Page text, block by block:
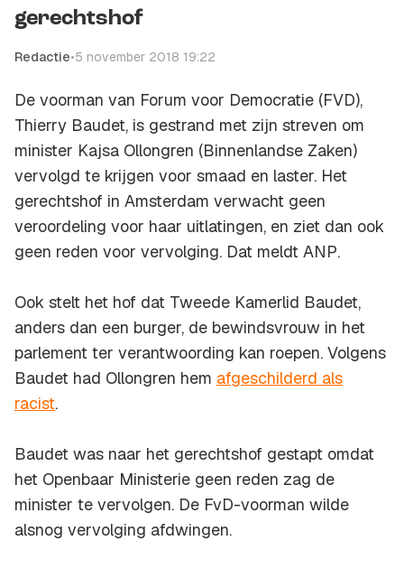
gerechtshof
Redactie•5 november 2018 19:22
De voorman van Forum voor Democratie (FVD),
Thierry Baudet, is gestrand met zijn streven om
minister Kajsa Ollongren (Binnenlandse Zaken)
vervolgd te krijgen voor smaad en laster. Het
gerechtshof in Amsterdam verwacht geen
veroordeling voor haar uitlatingen, en ziet dan ook
geen reden voor vervolging. Dat meldt ANP.
Ook stelt het hof dat Tweede Kamerlid Baudet,
anders dan een burger, de bewindsvrouw in het
parlement ter verantwoording kan roepen. Volgens
Baudet had Ollongren hem afgeschilderd als
racist.
Baudet was naar het gerechtshof gestapt omdat
het Openbaar Ministerie geen reden zag de
minister te vervolgen. De FvD-voorman wilde
alsnog vervolging afdwingen.